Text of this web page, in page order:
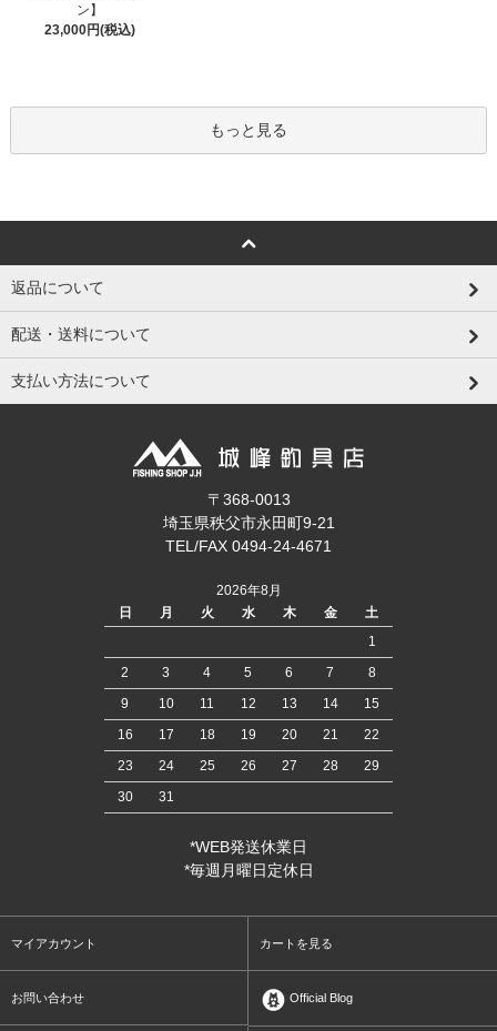
ン】
23,000円(税込)
もっと見る
返品について
配送・送料について
支払い方法について
〒368-0013
埼玉県秩父市永田町9-21
TEL/FAX 0494-24-4671
2026年8月
日
月 火 水 木 金
土
1
2
3 4 5 6 7
8
9
10 11 12 13 14
15
16
17 18 19 20 21
22
23
24 25 26 27 28
29
30
31
*WEB発送休業日
*毎週月曜日定休日
マイアカウント カートを見る
お問い合わせ Official Blog